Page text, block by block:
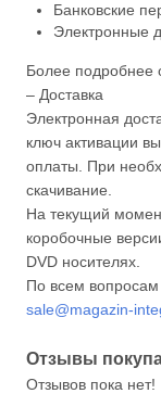
Банковские
Электронные
Более подробнее
– Доставка
Электронная
ключ активации
оплаты. При
скачивание.
На текущий
коробочные
DVD носителях.
По всем
sale@magazin-
Отзывы
Отзывов пока нет!